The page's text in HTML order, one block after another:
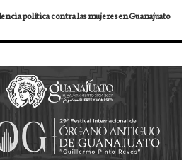
política contra las mujeres en Guanajuato